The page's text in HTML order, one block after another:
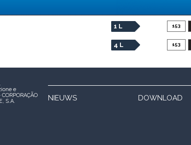
1 L 153
4 L 153
e
S.A.
NIEUWS DOWNLOAD